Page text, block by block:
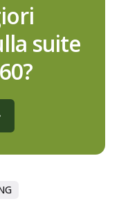
suite